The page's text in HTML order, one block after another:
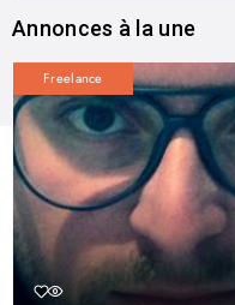
Annonces à la une
Freelance